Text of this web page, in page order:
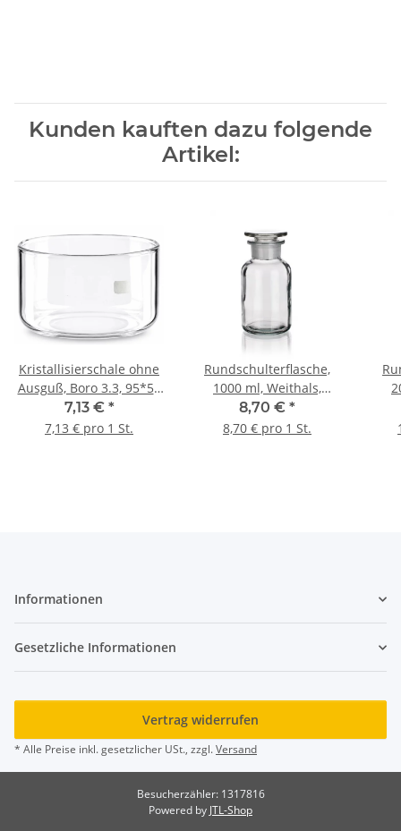
Kunden kauften dazu folgende
Artikel:
Kristallisierschale ohne
Ausguß, Boro 3.3, 95*55
mm Ø*H, 200 ml
7,13 € *
7,13 € pro 1 St.
Rundschulterflasche,
1000 ml, Weithals,
Klarglas mit
Schliffglasstopfen
8,70 € *
8,70 € pro 1 St.
Informationen
Gesetzliche Informationen
Vertrag widerrufen
* Alle Preise inkl. gesetzlicher USt., zzgl.Versand
Besucherzähler: 1317816
Powered by JTL-Shop